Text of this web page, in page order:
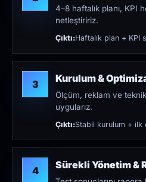
4–8 haftalık planı, KPI
netleştiririz.
Çıktı:Haftalık plan + KPI
3 Kurulum &
Ölçüm, reklam ve
uygularız.
Çıktı:Stabil kurulum +
4 Sürekli Yönetim &